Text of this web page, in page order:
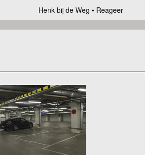
Henk bij de Weg Reageer